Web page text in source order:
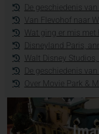
De geschiedenis
Van Flevohof naar
Wat ging er mis met
Disneyland Paris,
Walt Disney
De geschiedenis
Over Movie Park &